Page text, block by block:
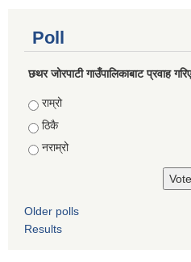
Poll
छथर जोरपाटी गाउँपालिकाबाट प्रवाह
Choices
राम्रो
ठिकै
नराम्रो
Older polls
Results